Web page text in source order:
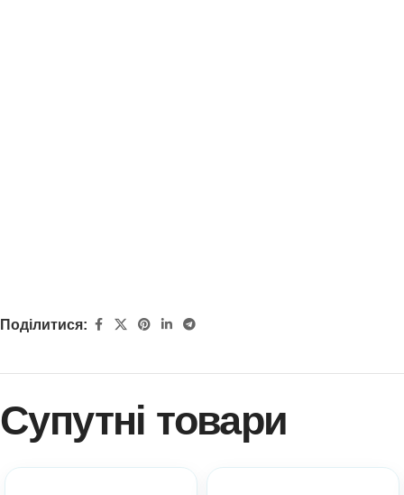
Поділитися:
Супутні товари